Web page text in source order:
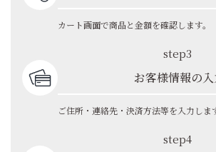
カート画面で商品と金額を確認します。
step3
お客様情報の入
ご住所・連絡先・決済方法等を入力しま
step4